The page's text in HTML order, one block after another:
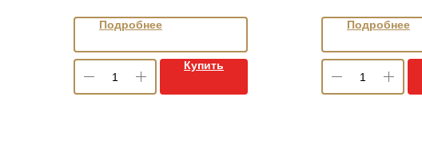
Подробнее
Купить
Подробнее